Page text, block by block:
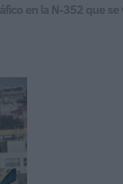
en la N-352 que